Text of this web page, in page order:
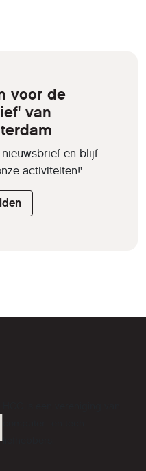
voor de
van
en blijf
activiteiten!'
liefhebbers.